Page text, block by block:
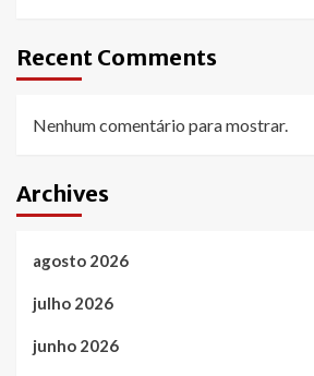
Recent Comments
Nenhum comentário para mostrar.
Archives
agosto 2026
julho 2026
junho 2026